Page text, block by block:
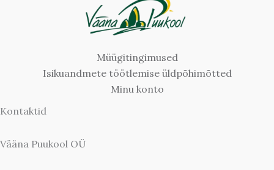
Müügitingimused
Isikuandmete töötlemise üldpõhimõtted
Minu konto
Kontaktid
Vääna Puukool OÜ